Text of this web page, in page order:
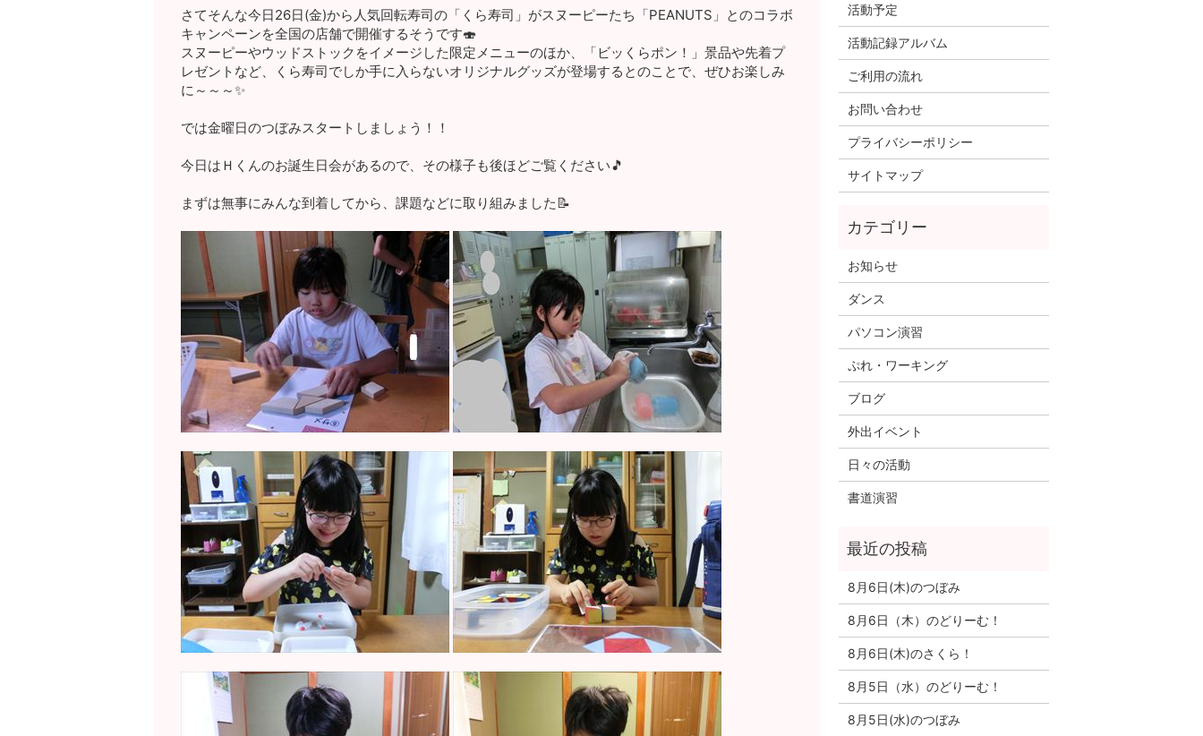
さてそんな今日26日(金)から人気回転寿司の「くら寿司」がスヌーピーたち 「PEANUTS」とのコラボ
キャンペーンを全国の店舗で開催するそうです🍣
スヌーピーやウッドストックをイメージした限定メニューのほか、「ビッくらポン！」景品や先着プ
レゼントなど、くら寿司でしか手に入らないオリジナルグッズが登場するとのことで、ぜひお楽しみ
に～～～✨
では金曜日のつぼみスタートしましょう！！
今日はＨくんのお誕生日会があるので、その様子も後ほどご覧ください🎵
まずは無事にみんな到着してから、課題などに取り組みました📝
活動予定
活動記録アルバム
ご利用の流れ
お問い合わせ
プライバシーポリシー
サイトマップ
お知らせ
ダンス
パソコン演習
ぷれ・ワーキング
ブログ
外出イベント
日々の活動
書道演習
8月6日(木)のつぼみ
8月6日（木）のどりーむ！
8月6日(木)のさくら！
8月5日（水）のどりーむ！
8月5日(水)のつぼみ